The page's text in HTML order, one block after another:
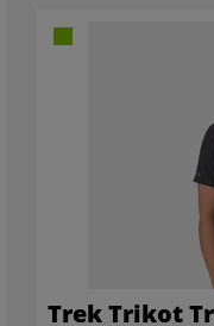
Trek Trikot